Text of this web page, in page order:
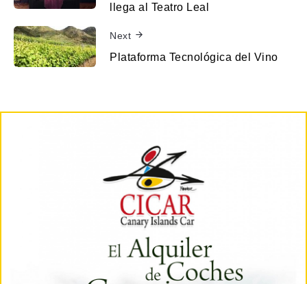
llega al Teatro Leal
Next
Plataforma Tecnológica del Vino